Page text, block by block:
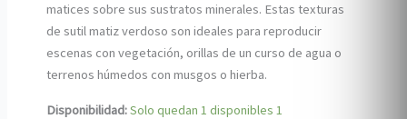
matices sobre sus sustratos minerales. Estas texturas
de sutil matiz verdoso son ideales para reproducir
escenas con vegetación, orillas de un curso de agua o
terrenos húmedos con musgos o hierba.
Disponibilidad:Solo quedan 1 disponibles 1